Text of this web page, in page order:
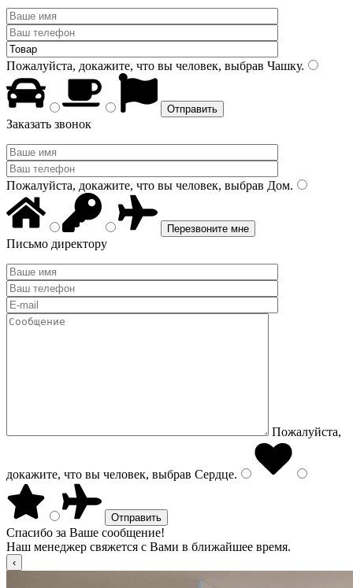
Пожалуйста, докажите, что вы человек, выбрав Чашку.
Заказать звонок
Пожалуйста, докажите, что вы человек, выбрав Дом.
Письмо директору
Пожалуйста,
докажите, что вы человек, выбрав Сердце.
Спасибо за Ваше сообщение!
Наш менеджер свяжется с Вами в ближайшее время.